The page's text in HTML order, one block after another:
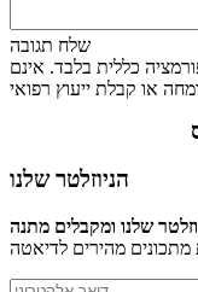
שלח תגובה
כללית בלבד. אינם
הניוזלטר שלנו
שלנו ומקבלים מתנה